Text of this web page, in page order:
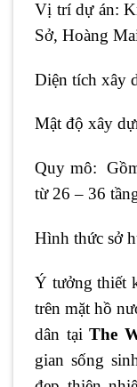
Vị trí dự án:
Sở, Hoàng
Diện tích xây
Mật độ xây
Quy mô:
từ 26 – 36
Hình thức sở
Ý tưởng thiết
trên mặt hồ
dân tạiThe
gian sống